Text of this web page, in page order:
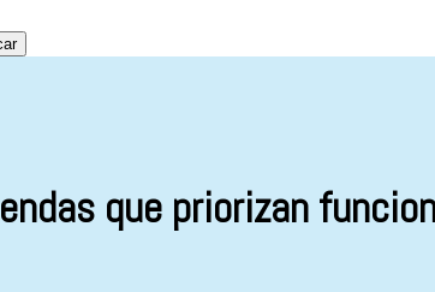
que priorizan